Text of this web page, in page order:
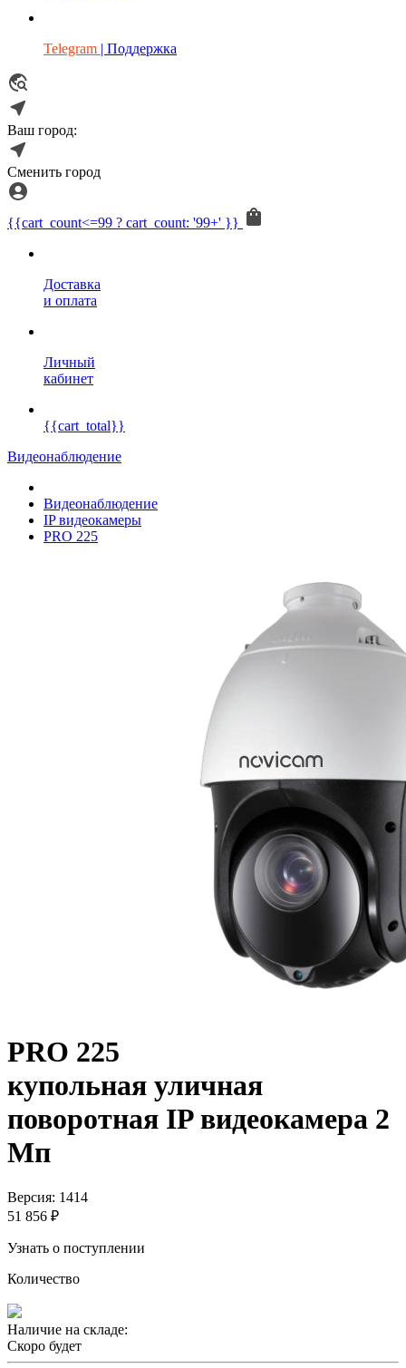
Telegram | Поддержка
Ваш город:
Сменить город
{{cart_count<=99 ? cart_count: '99+' }}
Доставка
и оплата
Личный
кабинет
{{cart_total}}
Видеонаблюдение
Видеонаблюдение
IP видеокамеры
PRO 225
PRO 225
купольная уличная
поворотная IP видеокамера 2
Мп
Версия: 1414
51 856 ₽
Узнать о поступлении
Количество
Наличие на складе:
Скоро будет